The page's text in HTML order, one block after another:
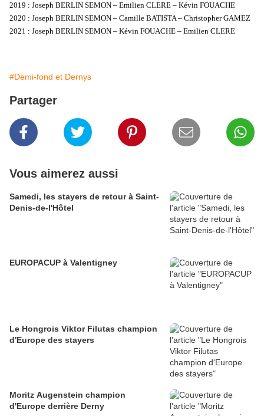
2019 : Joseph BERLIN SEMON – Emilien CLERE – Kévin FOUACHE
2020 : Joseph BERLIN SEMON – Camille BATISTA – Christopher GAMEZ
2021 : Joseph BERLIN SEMON – Kévin FOUACHE – Emilien CLERE
#Demi-fond et Dernys
Partager
Vous aimerez aussi
Samedi, les stayers de retour à Saint-
Denis-de-l'Hôtel
EUROPACUP à Valentigney
Le Hongrois Viktor Filutas champion
d'Europe des stayers
Moritz Augenstein champion
d'Europe derrière Derny